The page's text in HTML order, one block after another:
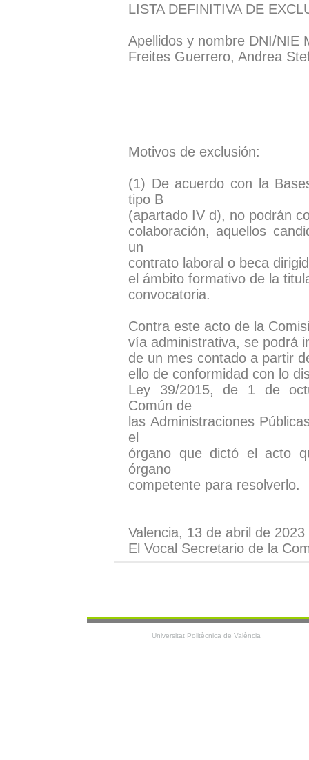
LISTA DEFINITIVA DE
Apellidos y nombre DNI/NIE
Freites Guerrero, Andrea
Motivos de exclusión:
(1) De acuerdo con la
tipo B
(apartado IV d), no podrán
colaboración, aquellos
un
contrato laboral o beca
el ámbito formativo de la
convocatoria.
Contra este acto de la
vía administrativa, se podrá
de un mes contado a partir
ello de conformidad con lo
Ley 39/2015, de 1 de
Común de
las Administraciones
el
órgano que dictó el acto
órgano
competente para resolverlo.
Valencia, 13 de abril de 2023
El Vocal Secretario de la
Universitat Politècnica de València